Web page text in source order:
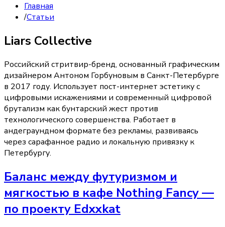
Главная
/Статьи
Liars Collective
Российский стритвир-бренд, основанный графическим
дизайнером Антоном Горбуновым в Санкт-Петербурге
в 2017 году. Использует пост-интернет эстетику с
цифровыми искажениями и современный цифровой
брутализм как бунтарский жест против
технологического совершенства. Работает в
андеграундном формате без рекламы, развиваясь
через сарафанное радио и локальную привязку к
Петербургу.
Баланс между футуризмом и
мягкостью в кафе Nothing Fancy —
по проекту Edxxkat